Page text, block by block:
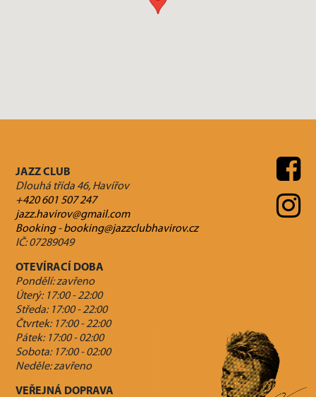
JAZZ CLUB
Dlouhá třída 46, Havířov
+420 601 507 247
jazz.havirov@gmail.com
Booking - booking@jazzclubhavirov.cz
IČ: 07289049
OTEVÍRACÍ DOBA
Pondělí: zavřeno
Úterý: 17:00 - 22:00
Středa: 17:00 - 22:00
Čtvrtek: 17:00 - 22:00
Pátek: 17:00 - 02:00
Sobota: 17:00 - 02:00
Neděle: zavřeno
VEŘEJNÁ DOPRAVA